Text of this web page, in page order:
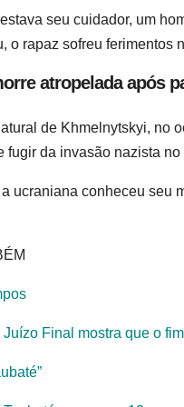
seu cuidador, um
o rapaz sofreu ferimentos
atropelada após
de Khmelnytskyi, no
fugir da invasão nazista no
ucraniana conheceu seu
Final mostra que o